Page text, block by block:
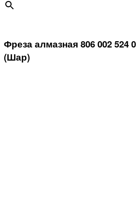
Фреза алмазная 806 002 524
(Шар)